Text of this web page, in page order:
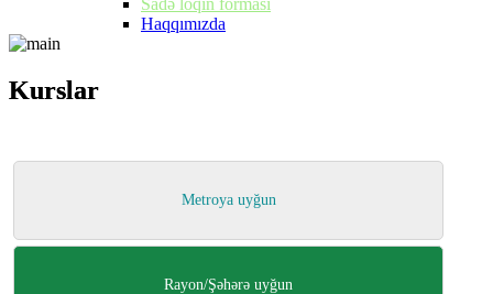
Sadə loqin forması
Haqqımızda
Kurslar
Kurslar
Metroya uyğun
Rayon/Şəhərə uyğun